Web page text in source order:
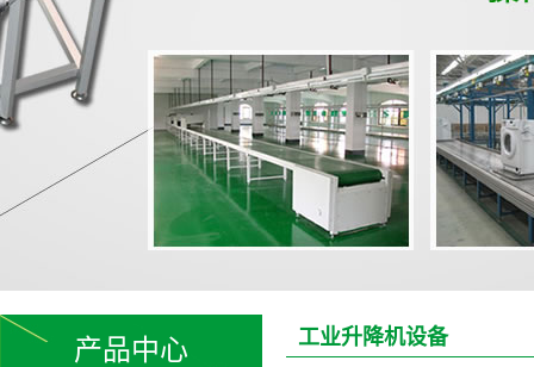
产品中心 工业升降机设备